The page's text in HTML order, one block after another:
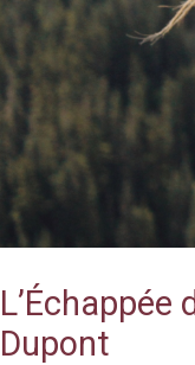
L’Échappée
Dupont